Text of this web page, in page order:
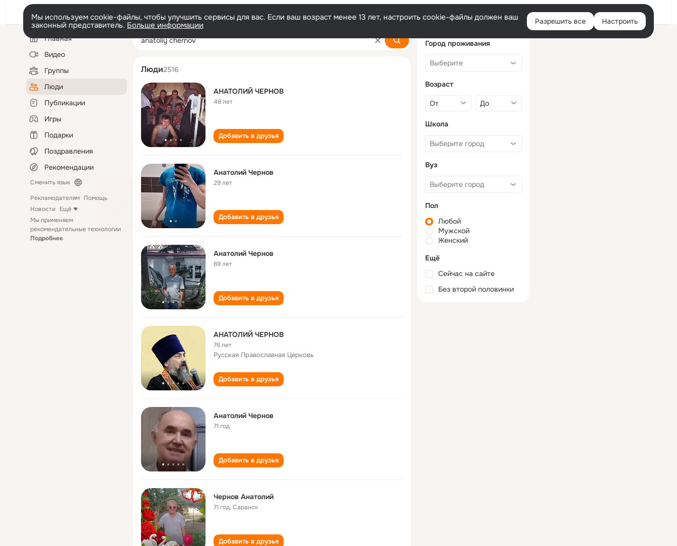
Войти
Мы используем cookie-файлы, чтобы улучшить сервисы для вас. Если ваш возраст менее 13 лет, настроить cookie-файлы должен ваш
законный представитель. Больше информации Разрешить все Настроить
Левая
колонкаГлавная
Видео
Группы
Люди
Публикации
Игры
Подарки
Поздравления
Рекомендации
Сменить язык
Рекламодателям Помощь
Новости Ещё
Мы применяем
рекомендательные технологии
Подробнее
anatoliy chernov
Люди2516
АНАТОЛИЙ ЧЕРНОВ
48 лет
Добавить в друзья
Анатолий Чернов
29 лет
Добавить в друзья
Анатолий Чернов
69 лет
Добавить в друзья
АНАТОЛИЙ ЧЕРНОВ
76 лет
Русская Православная Церковь
Добавить в друзья
Анатолий Чернов
71 год
Добавить в друзья
Чернов Анатолий
71 год,Саранск
Добавить в друзья
Город проживания
Возраст
Школа
Вуз
Пол
Любой
Мужской
Женский
Ещё
Сейчас на сайте
Без второй половинки